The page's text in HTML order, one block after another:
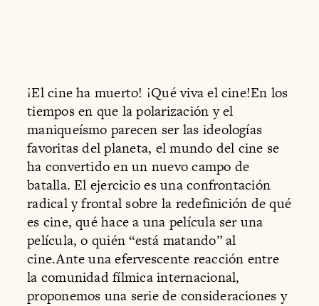
¡El cine ha muerto! ¡Qué viva el cine!En los
tiempos en que la polarización y el
maniqueísmo parecen ser las ideologías
favoritas del planeta, el mundo del cine se
ha convertido en un nuevo campo de
batalla. El ejercicio es una confrontación
radical y frontal sobre la redefinición de qué
es cine, qué hace a una película ser una
película, o quién “está matando” al
cine.Ante una efervescente reacción entre
la comunidad fílmica internacional,
proponemos una serie de consideraciones y